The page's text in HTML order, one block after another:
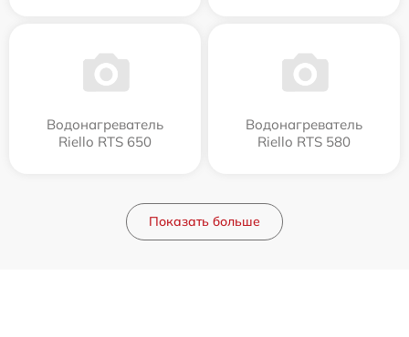
Водонагреватель
Riello RTS 650
Водонагреватель
Riello RTS 580
Показать больше